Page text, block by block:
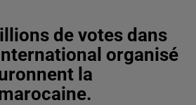
de votes dans
organisé
la